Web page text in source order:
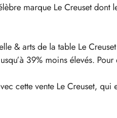
marque Le Creuset dont
& arts de la table Le
39% moins élevés.
cette vente Le Creuset,